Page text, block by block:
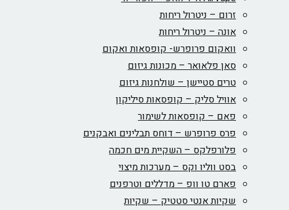
זרום – ניטרול ריחות
אונה – ניטרול ריחות
וואקום פרופרש- קופסאות ואקום
סאן פלאואר – מכונות גיזום
טרים סטיישן – שולחנות גיזום
אוויל סליק – קופסאות סיליקון
פאם – קופסאות לשימור
פרס פרופרש – דוחס תבלינים ואבקנים
פלורפלקס – השקיית מים חכמה
בסט ווליו וקס – מערכות מיצוי
פארם טו וופ – מדללים וטרפנים
שקיות אנטי סטטיק – שקיות